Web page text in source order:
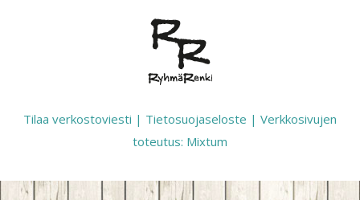
Tilaa verkostoviesti | Tietosuojaseloste | Verkkosivujen
toteutus: Mixtum